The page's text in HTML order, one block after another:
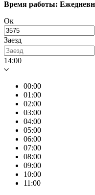
Время работы:
Ок
Заезд
14:00
00:00
01:00
02:00
03:00
04:00
05:00
06:00
07:00
08:00
09:00
10:00
11:00